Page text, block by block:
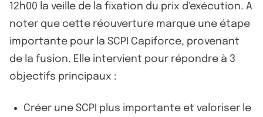
12h00 la veille de la fixation du prix d'exécution. A
noter que cette réouverture marque une étape
importante pour la SCPI Capiforce, provenant
de la fusion. Elle intervient pour répondre à 3
objectifs principaux :
Créer une SCPI plus importante et valoriser le